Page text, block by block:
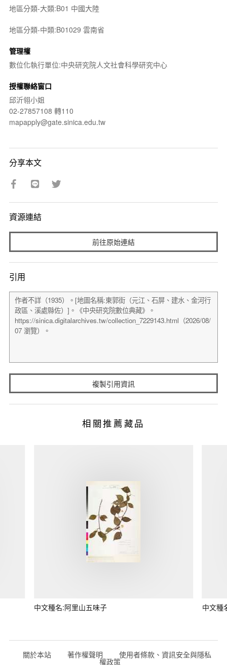
地區分類-大類:B01 中國大陸
地區分類-中類:B01029 雲南省
管理權
數位化執行單位:中央研究院人文社會科學研究中心
授權聯絡窗口
邱沂翎小姐
02-27857108 轉110
mapapply@gate.sinica.edu.tw
分享本文
資源連結
前往原始連結
引用
複製引用資訊
相關推薦藏品
中文種名:阿里山五味子 中文種
關於本站 著作權聲明 使用者條款、資訊安全與隱私
權政策